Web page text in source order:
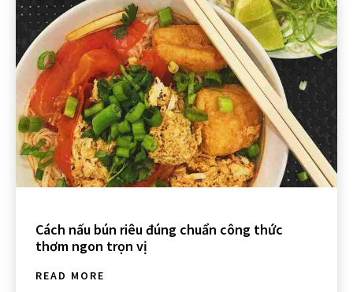
Cách nấu bún riêu đúng chuẩn công thức
thơm ngon trọn vị
READ MORE